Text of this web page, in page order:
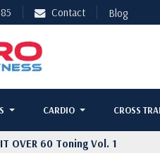
Contact Blog
CARDIO CROSS
OVER 60 Toning Vol. 1